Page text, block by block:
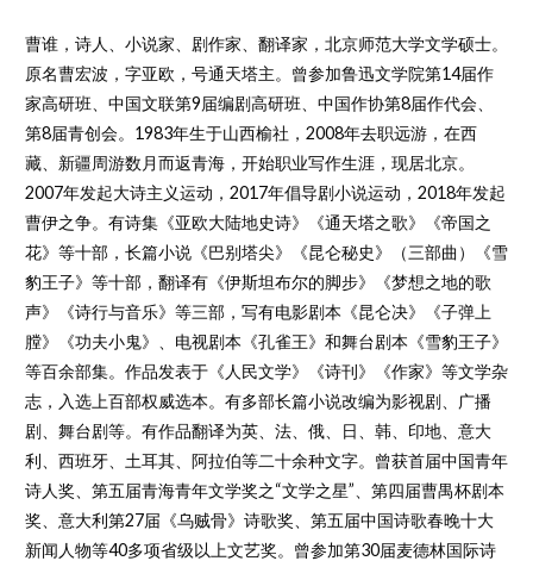
曹谁，诗人、小说家、剧作家、翻译家，北京师范大学文学硕士。
原名曹宏波，字亚欧，号通天塔主。曾参加鲁迅文学院第14届作
家高研班、中国文联第9届编剧高研班、中国作协第8届作代会、
第8届青创会。1983年生于山西榆社，2008年去职远游，在西
藏、新疆周游数月而返青海，开始职业写作生涯，现居北京。
2007年发起大诗主义运动，2017年倡导剧小说运动，2018年发起
曹伊之争。有诗集《亚欧大陆地史诗》《通天塔之歌》《帝国之
花》等十部，长篇小说《巴别塔尖》《昆仑秘史》（三部曲）《雪
豹王子》等十部，翻译有《伊斯坦布尔的脚步》《梦想之地的歌
声》《诗行与音乐》等三部，写有电影剧本《昆仑决》《子弹上
膛》《功夫小鬼》、电视剧本《孔雀王》和舞台剧本《雪豹王子》
等百余部集。作品发表于《人民文学》《诗刊》《作家》等文学杂
志，入选上百部权威选本。有多部长篇小说改编为影视剧、广播
剧、舞台剧等。有作品翻译为英、法、俄、日、韩、印地、意大
利、西班牙、土耳其、阿拉伯等二十余种文字。曾获首届中国青年
诗人奖、第五届青海青年文学奖之“文学之星”、第四届曹禺杯剧本
奖、意大利第27届《乌贼骨》诗歌奖、第五届中国诗歌春晚十大
新闻人物等40多项省级以上文艺奖。曾参加第30届麦德林国际诗